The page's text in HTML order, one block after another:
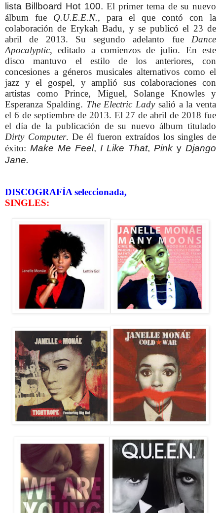
lista Billboard Hot 100. El primer tema de su nuevo
álbum fue Q.U.E.E.N., para el que contó con la
colaboración de Erykah Badu, y se publicó el 23 de
abril de 2013. Su segundo adelanto fue Dance
Apocalyptic, editado a comienzos de julio. En este
disco mantuvo el estilo de los anteriores, con
concesiones a géneros musicales alternativos como el
jazz y el gospel, y amplió sus colaboraciones con
artistas como Prince, Miguel, Solange Knowles y
Esperanza Spalding. The Electric Ladysalió a la venta
el 6 de septiembre de 2013. El 27 de abril de 2018 fue
el día de la publicación de su nuevo álbum titulado
Dirty Computer. De él fueron extraídos los singles de
éxito: Make Me Feel, I Like That, Pink y Django
Jane.
DISCOGRAFÍA seleccionada,
SINGLES: